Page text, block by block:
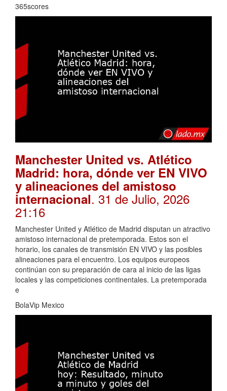
365scores
Manchester United vs. Atlético
Madrid: hora, dónde ver EN VIVO
y alineaciones del amistoso
internacional. 31 de Julio, 2026
21:16
Manchester United y Atlético de Madrid disputan un atractivo
amistoso internacional de pretemporada. Estos son el
horario, los canales de transmisión EN VIVO y las posibles
alineaciones para el encuentro. Los equipos europeos
continúan con su preparación de cara al inicio de las ligas
locales y las competiciones continentales. La pretemporada
e
BolaVip Mexico